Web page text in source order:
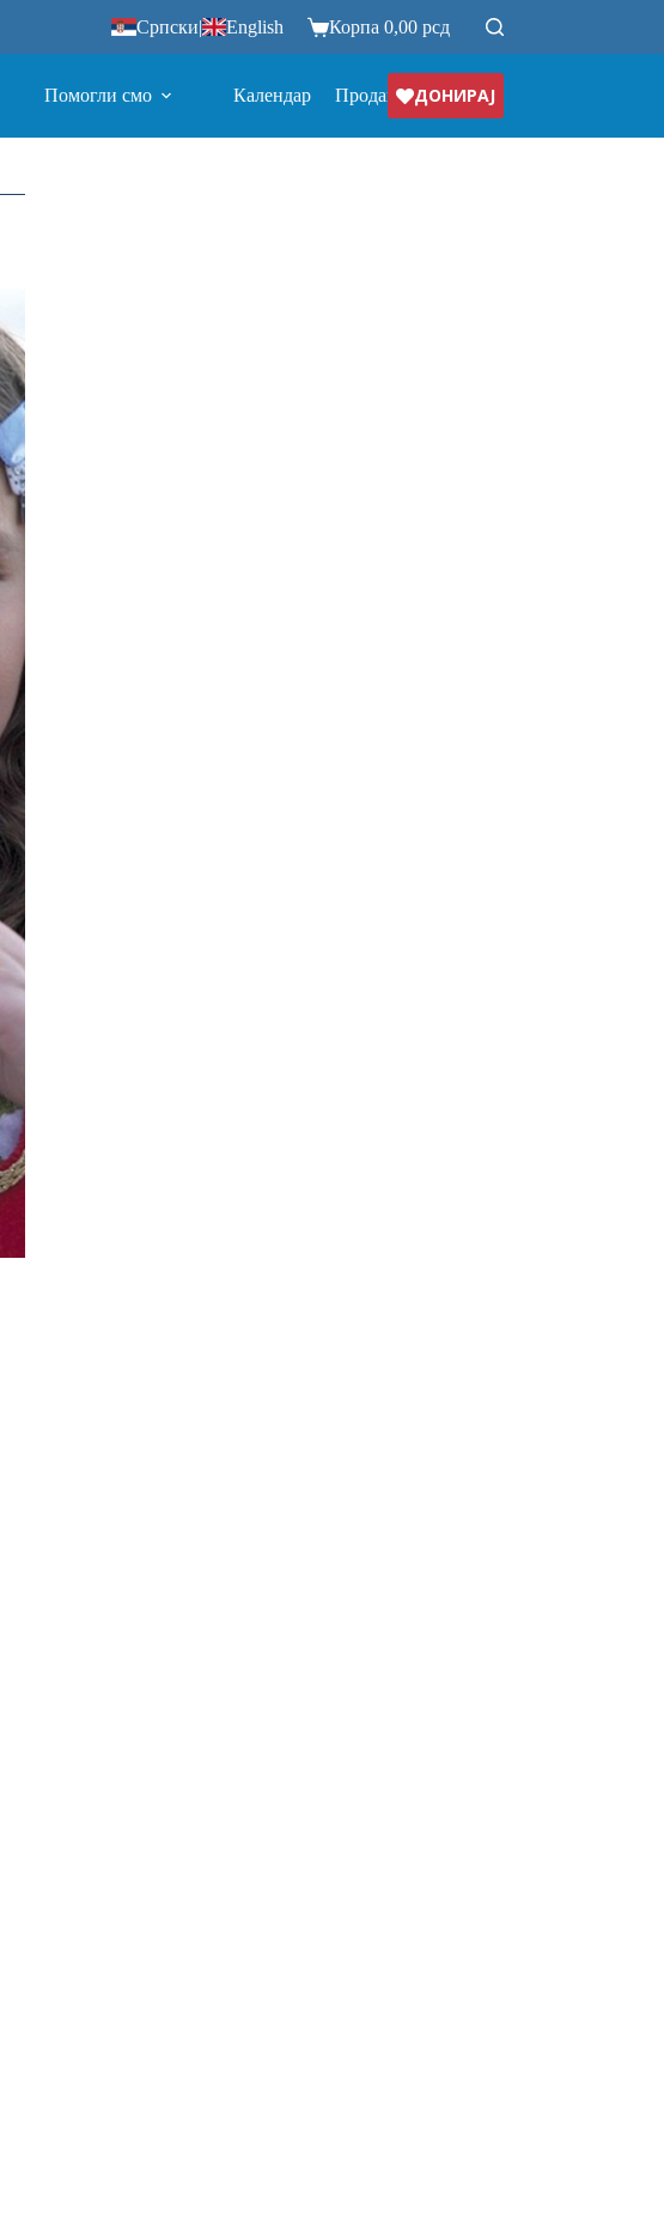
Српски| English Корпа 0,00 рсд
Помогли смо Календар ПродавницаДОНИРАЈ